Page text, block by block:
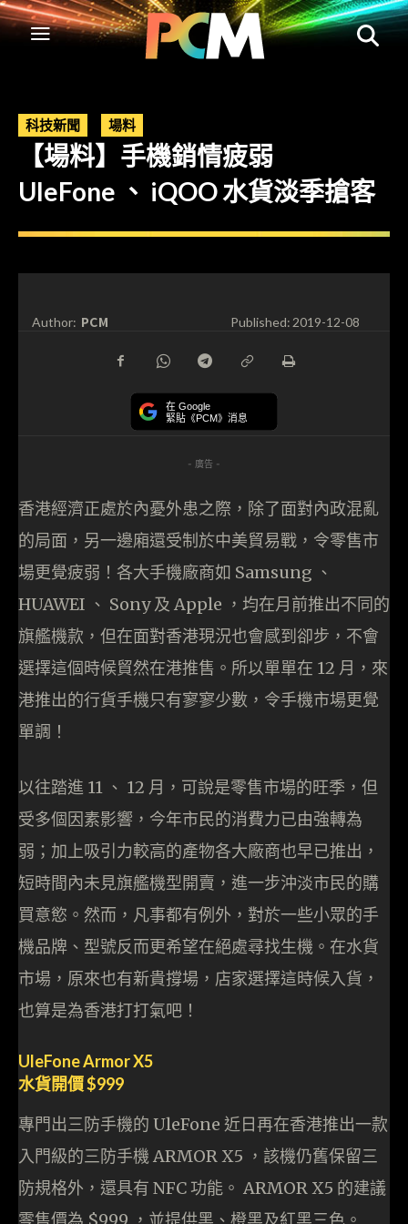
科技新聞 場料
【場料】手機銷情疲弱
UleFone 、 iQOO 水貨淡季搶客
Author: PCM Published:2019-12-08
在 Google
緊貼《PCM》消息
- 廣告 -
香港經濟正處於內憂外患之際，除了面對內政混亂
的局面，另一邊廂還受制於中美貿易戰，令零售市
場更覺疲弱！各大手機廠商如 Samsung 、
HUAWEI 、 Sony 及 Apple ，均在月前推出不同的
旗艦機款，但在面對香港現況也會感到卻步，不會
選擇這個時候貿然在港推售。所以單單在 12 月，來
港推出的行貨手機只有寥寥少數，令手機市場更覺
單調！
以往踏進 11 、 12 月，可說是零售市場的旺季，但
受多個因素影響，今年市民的消費力已由強轉為
弱；加上吸引力較高的產物各大廠商也早已推出，
短時間內未見旗艦機型開賣，進一步沖淡市民的購
買意慾。然而，凡事都有例外，對於一些小眾的手
機品牌、型號反而更希望在絕處尋找生機。在水貨
市場，原來也有新貴撐場，店家選擇這時候入貨，
也算是為香港打打氣吧！
UleFone Armor X5
水貨開價 $999
專門出三防手機的 UleFone 近日再在香港推出一款
入門級的三防手機 ARMOR X5 ，該機仍舊保留三
防規格外，還具有 NFC 功能。 ARMOR X5 的建議